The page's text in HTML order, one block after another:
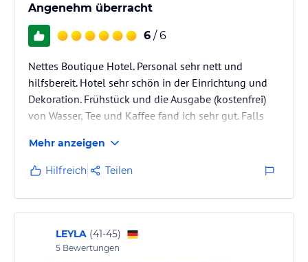
Angenehm überracht
6 / 6
Nettes Boutique Hotel. Personal sehr nett und
hilfsbereit. Hotel sehr schön in der Einrichtung und
Dekoration. Frühstück und die Ausgabe (kostenfrei)
von Wasser, Tee und Kaffee fand ich sehr gut. Falls
Vereinbarung (kostenfrei) mit dem Gaga Beach inkl.
Standliegen und sehr klares Wasser. Ein kleines
Restaurant ist auch vorhanden.
Mehr anzeigen
Hilfreich Teilen
LEYLA (41-45)
5 Bewertungen